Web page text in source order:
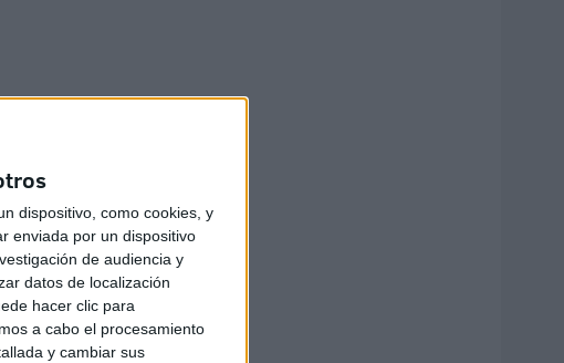
dispositivo, como cookies, y
enviada por un dispositivo
de audiencia y
datos de localización
hacer clic para
a cabo el procesamiento
y cambiar sus